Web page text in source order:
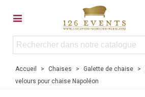
Accueil > Chaises > Galette de chaise >
velours pour chaise Napoléon